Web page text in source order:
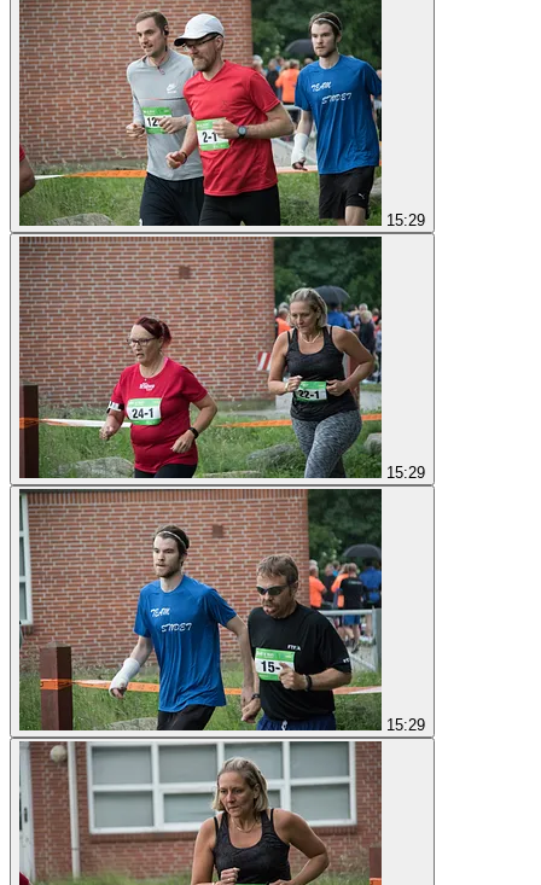
15:29
15:29
15:29